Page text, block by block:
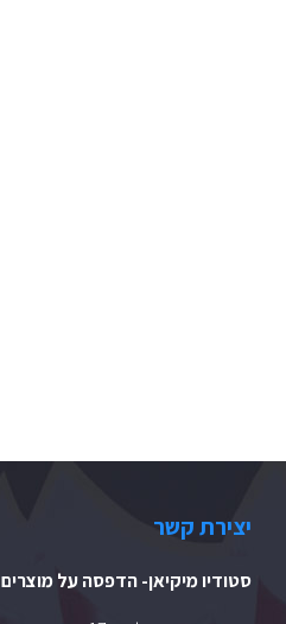
יצירת קשר
סטודיו מיקיאן- הדפסה על מוצרים